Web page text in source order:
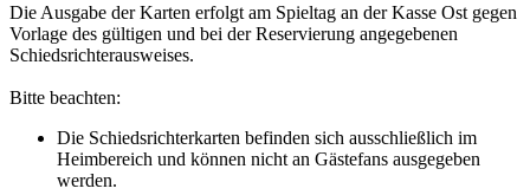
Die Ausgabe der Karten erfolgt am Spieltag an der Kasse Ost gegen
Vorlage des gültigen und bei der Reservierung angegebenen
Schiedsrichterausweises.
Bitte beachten:
Die Schiedsrichterkarten befinden sich ausschließlich im
Heimbereich und können nicht an Gästefans ausgegeben
werden.